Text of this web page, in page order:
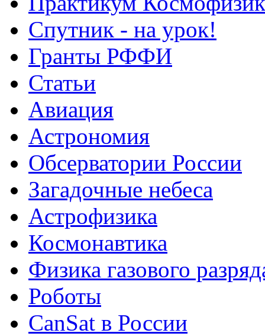
Спутник - на урок!
Гранты РФФИ
Статьи
Авиация
Астрономия
Обсерватории России
Загадочные небеса
Астрофизика
Космонавтика
Физика газового
Роботы
CanSat в России